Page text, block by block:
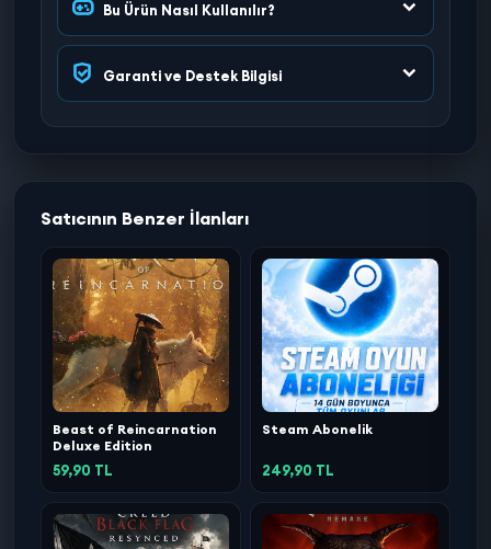
Bu Ürün Nasıl Kullanılır?
Garanti ve Destek Bilgisi
Satıcının Benzer İlanları
Beast of Reincarnation
Deluxe Edition
59,90 TL
Steam Abonelik
249,90 TL